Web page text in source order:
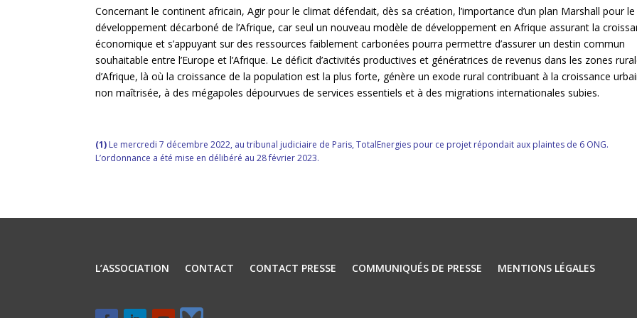
Concernant le continent africain, Agir pour le climat défendait, dès sa création, l’importance d’un plan Marshall pour le
développement décarboné de l’Afrique, car seul un nouveau modèle de développement en Afrique assurant la
économique et s’appuyant sur des ressources faiblement carbonées pourra permettre d’assurer un destin commun
souhaitable entre l’Europe et l’Afrique. Le déficit d’activités productives et génératrices de revenus dans les zones
d’Afrique, là où la croissance de la population est la plus forte, génère un exode rural contribuant à la croissance
non maîtrisée, à des mégapoles dépourvues de services essentiels et à des migrations internationales subies.
(1) Le mercredi 7 décembre 2022, au tribunal judiciaire de Paris, TotalEnergies pour ce projet répondait aux plaintes de 6 ONG.
L’ordonnance a été mise en délibéré au 28 février 2023.
L’ASSOCIATION CONTACT CONTACT PRESSE COMMUNIQUÉS DE PRESSE MENTIONS LÉGALES